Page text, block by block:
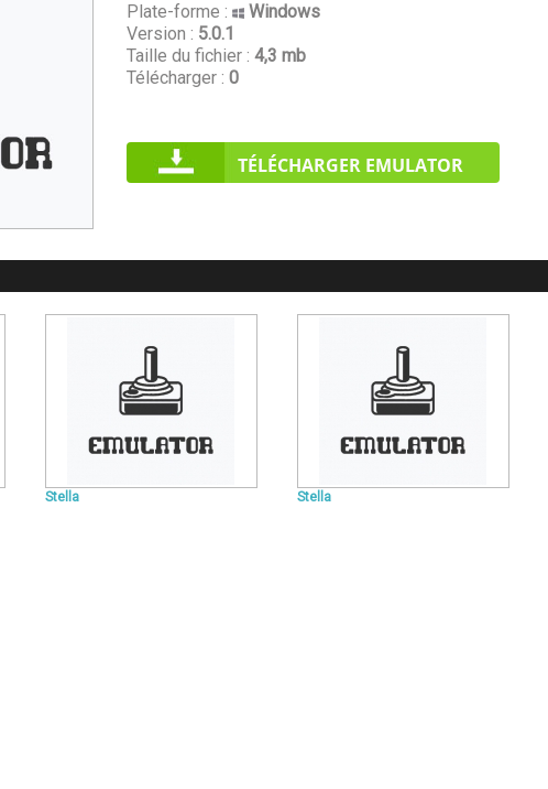
Plate-forme :
Windows
Version : 5.0.1
Taille du fichier : 4,3 mb
Télécharger : 0
TÉLÉCHARGER EMULATOR
Stella Stella